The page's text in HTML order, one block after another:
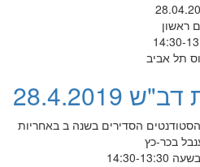
ראשון
14:30-
תל אביב
הסדירים בשנה ב באחריות
בכר-כץ